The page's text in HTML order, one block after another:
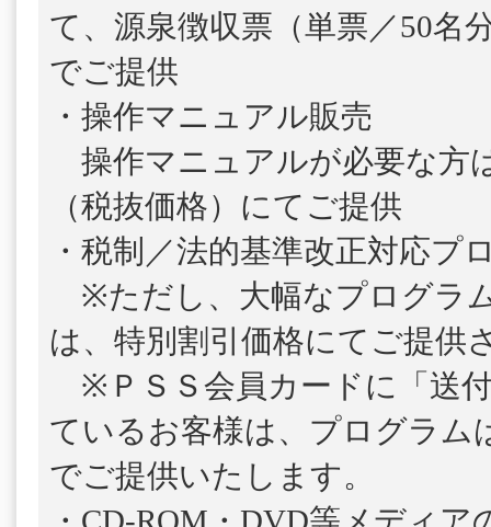
て、源泉徴収票（単票／50名
でご提供
・操作マニュアル販売
操作マニュアルが必要な方
（税抜価格）にてご提供
・税制／法的基準改正対応プ
※ただし、大幅なプログラ
は、特別割引価格にてご提供
※ＰＳＳ会員カードに「送
ているお客様は、プログラム
でご提供いたします。